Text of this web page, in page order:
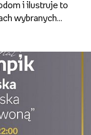
i ilustruje to
wybranych